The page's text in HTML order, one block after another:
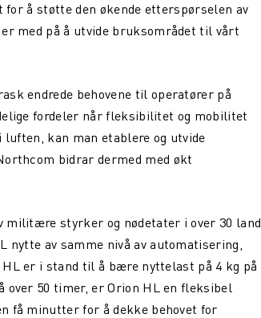
å støtte den økende etterspørselen av
med på å utvide bruksområdet til vårt
endrede behovene til operatører på
fordeler når fleksibilitet og mobilitet
kan man etablere og utvide
bidrar dermed med økt
militære styrker og nødetater i over 30 land
nytte av samme nivå av automatisering,
er i stand til å bære nyttelast på 4 kg på
over 50 timer, er Orion HL en fleksibel
få minutter for å dekke behovet for